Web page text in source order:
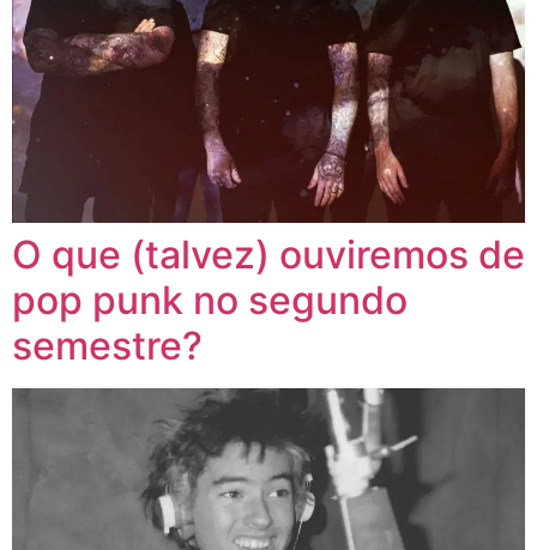
O que (talvez) ouviremos de
pop punk no segundo
semestre?